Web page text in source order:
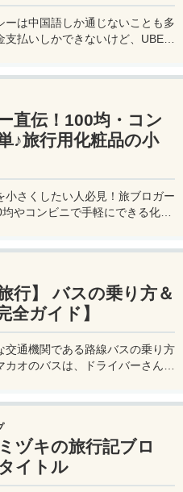
ーは中国語しか通じないことも多
支払いしかできないけど、UBER
るので注意が必要だ。
直伝！100均・コン
♪旅行用化粧品の小
小さくしたい人必見！旅ブロガー
やコンビニで手軽にできる化粧
行】 バスの乗り方＆
全ガイド】
交通機関である路線バスの乗り方
カオのバスは、ドライバーさんも
での移動に備えよう。
ヅキの旅行記ブロ
イトル